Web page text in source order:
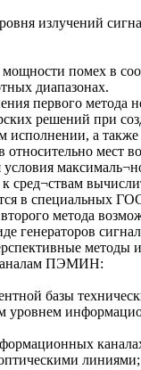
излучений
мощности помех в
диапазонах.
первого метода
решений при
исполнении, а
относительно
к сред¬ствам
в специальных
метода
генераторов
методы
ПЭМИН:
базы
уровнем
линиями;